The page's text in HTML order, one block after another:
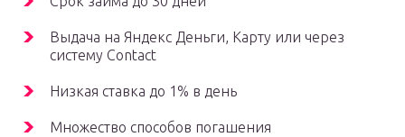
Выдача на Яндекс Деньги, Карту или через
систему Contact
Низкая ставка до 1% в день
Множество способов погашения